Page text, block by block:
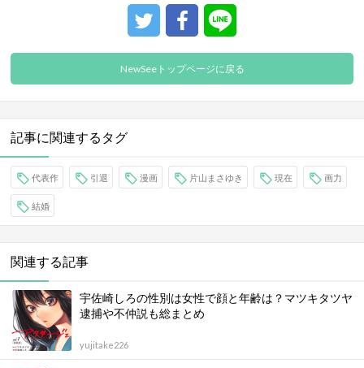
NewSeeトップページに戻る
記事に関連するタグ
代表作 引退 漫画 片山まさゆき 現在 画力
結婚
関連する記事
宇佐崎しろの性別は女性で顔と年齢は？マツキタツヤ
逮捕や不仲説も総まとめ
yujitake226